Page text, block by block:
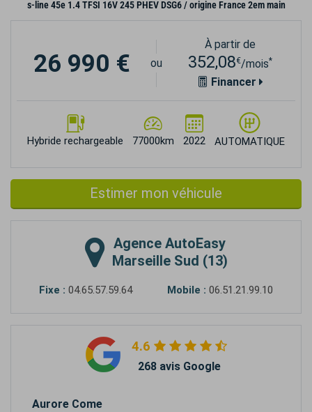
s-line 45e 1.4 TFSI 16V 245 PHEV DSG6 / origine France 2em main
Hybride rechargeable 77000km 2022 AUTOMATIQUE
26 990 € ou
À partir de
352,08€/mois*
Financer
Estimer mon véhicule
Agence AutoEasy
Marseille Sud (13)
Fixe : 04.65.57.59.64 Mobile : 06.51.21.99.10
4.6
268 avis Google
Aurore Come